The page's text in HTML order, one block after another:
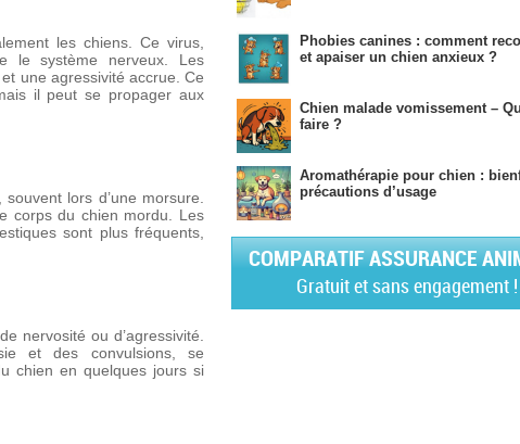
les chiens. Ce virus,
le système nerveux. Les
une agressivité accrue. Ce
il peut se propager aux
lors d’une morsure.
corps du chien mordu. Les
sont plus fréquents,
nervosité ou d’agressivité.
et des convulsions, se
chien en quelques jours si
Phobies canines : comment
et apaiser un chien anxieux ?
Chien malade vomissement –
faire ?
Aromathérapie pour chien :
précautions d’usage
COMPARATIF ASSURANCE
Gratuit et sans engagement !